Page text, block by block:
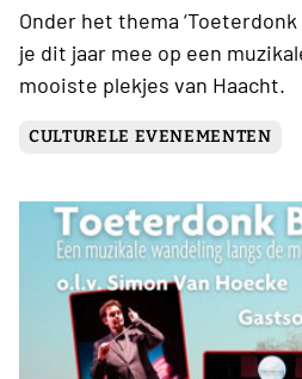
Onder het thema
je dit jaar mee op een
mooiste plekjes van Haacht.
CULTURELE EVENEMENTEN